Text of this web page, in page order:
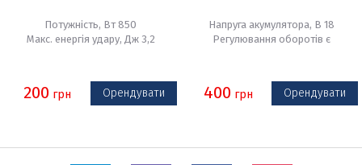
Потужність, Вт 850
Макс. енергія удару, Дж 3,2
200 грн Орендувати
Напруга акумулятора, В 18
Регулювання оборотів є
400 грн Орендувати